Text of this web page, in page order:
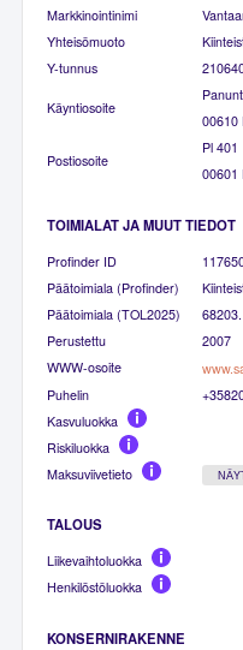
Markkinointinimi
Yhteisömuoto
Y-tunnus
Käyntiosoite
00610
Postiosoite
Pl 401
00601
TOIMIALAT JA MUUT TIEDOT
Profinder ID
Päätoimiala (Profinder)
Päätoimiala (TOL2025)
Perustettu
2007
WWW-osoite
Puhelin
Kasvuluokka
Riskiluokka
Maksuviivetieto
TALOUS
Liikevaihtoluokka
Henkilöstöluokka
KONSERNIRAKENNE